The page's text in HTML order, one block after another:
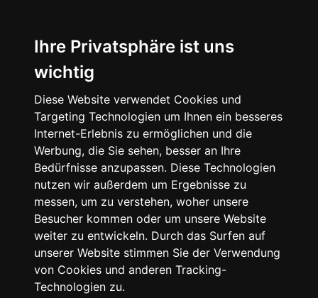
Ihre Privatsphäre ist uns
wichtig
Diese Website verwendet Cookies und
Targeting Technologien um Ihnen ein besseres
Internet-Erlebnis zu ermöglichen und die
Werbung, die Sie sehen, besser an Ihre
Bedürfnisse anzupassen. Diese Technologien
nutzen wir außerdem um Ergebnisse zu
messen, um zu verstehen, woher unsere
Besucher kommen oder um unsere Website
weiter zu entwickeln. Durch das Surfen auf
unserer Website stimmen Sie der Verwendung
von Cookies und anderen Tracking-
Technologien zu.